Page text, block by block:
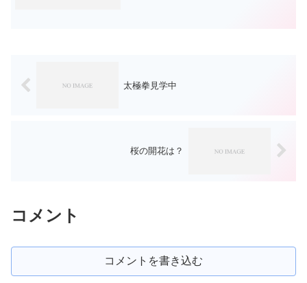
太極拳見学中
桜の開花は？
コメント
コメントを書き込む